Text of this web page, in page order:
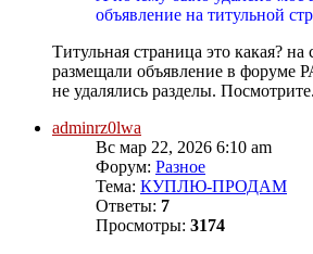
объявление на титульной
Титульная страница это какая?
размещали объявление в форуме
не удалялись разделы. Посмотрите.
adminrz0lwa
Вс мар 22, 2026 6:10 am
Форум: Разное
Тема: КУПЛЮ-ПРОДАМ
Ответы: 7
Просмотры: 3174